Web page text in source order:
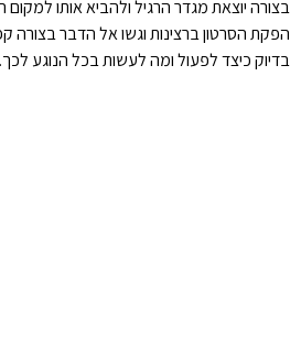
בצורה יוצאת מגדר הרגיל ולהביא אותו
הפקת הסרטון ברצינות וגשו אל הדבר בצורה
בדיוק כיצד לפעול ומה לעשות בכל הנוגע